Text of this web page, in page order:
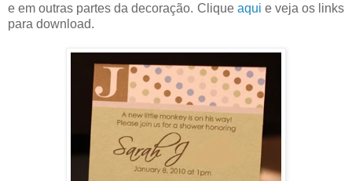
e em outras partes da decoração. Clique aqui e veja os links
para download.